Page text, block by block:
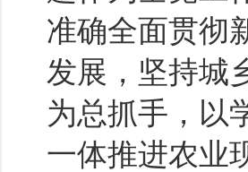
准确全面贯彻
发展，坚持城
为总抓手，以
一体推进农业